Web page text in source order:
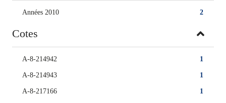
2
Années 2010
Cotes
1
A-8-214942
1
A-8-214943
1
A-8-217166